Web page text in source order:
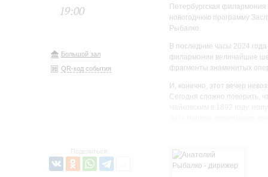
19:00
Большой зал
QR-код события
Поделиться:
Петербургская
новогоднюю программу
Рыбалко.
В последние часы 2024
филармонии величайшие
фрагменты знаменитых
И, конечно, этот вечер
Сегодня сложно поверить,